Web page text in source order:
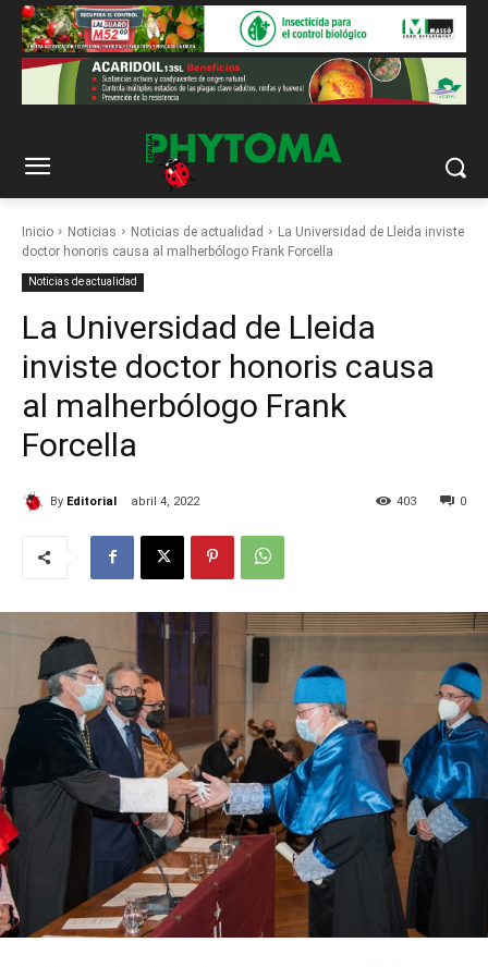
Inicio Noticias Noticias de actualidad
La Universidad de Lleida inviste
doctor honoris causa al malherbólogo Frank Forcella
Noticias de actualidad
La Universidad de Lleida
inviste doctor honoris causa
al malherbólogo Frank
Forcella
By Editorial abril 4, 2022 0
403